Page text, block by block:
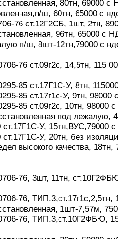
80тн, 69000 с
ш, 60тн, 65000 с
76 ст.12Г2СБ, 1шт, 2тн,
96тн, 65000 с
п/ш, 8шт-12тн,79000 с
76 ст.09г2с, 14,5тн, 115
85 ст.17Г1С-У, 8тн,
85 ст.17г1с-У, 9тн,
85 ст.09г2с, 10тн, 98000
под лежалую,
ст.17Г1С-У, 15тн,ВУС,79000
ст.17Г1С-У, 20тн, без
высокого качества,
76, 3шт, 11тн,
76, ТИП.3,ст.17г1с,2,5тн,
1шт-7,57м,
76, ТИП.3,ст.10Г2ФБЮ,